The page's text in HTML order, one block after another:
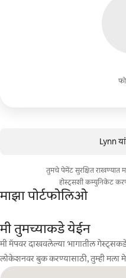
Lynn
तुमचे पेमेंट सुरक्षित राखण्यात
होस्ट्सशी कम्युनिकेट
माझा पोर्टफोलिओ
मी तुमच्याकडे येईन
मी मॅपवर दाखवलेल्या भागातील
लोकेशनवर बुक करण्यासाठी, तुम्ही